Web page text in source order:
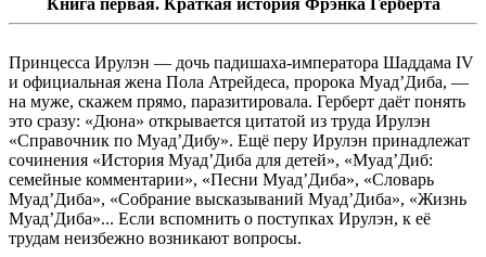
Книга первая. Краткая история Фрэнка Герберта
Принцесса Ирулэн — дочь падишаха-императора Шаддама IV
и официальная жена Пола Атрейдеса, пророка Муад’Диба, —
на муже, скажем прямо, паразитировала. Герберт даёт понять
это сразу: «Дюна» открывается цитатой из труда Ирулэн
«Справочник по Муад’Дибу». Ещё перу Ирулэн принадлежат
сочинения «История Муад’Диба для детей», «Муад’Диб:
семейные комментарии», «Песни Муад’Диба», «Словарь
Муад’Диба», «Собрание высказываний Муад’Диба», «Жизнь
Муад’Диба»... Если вспомнить о поступках Ирулэн, к её
трудам неизбежно возникают вопросы.